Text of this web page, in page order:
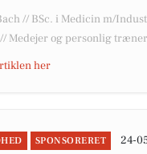
// BSc. i Medicin m/
Medejer og personlig træner
her
SPONSORERET 24-